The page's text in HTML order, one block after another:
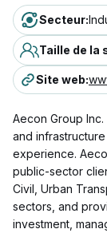
Secteur:
Taille de la
Site web:
Aecon Group
and
experience.
public-sector
Civil, Urban
sectors, and
investment,